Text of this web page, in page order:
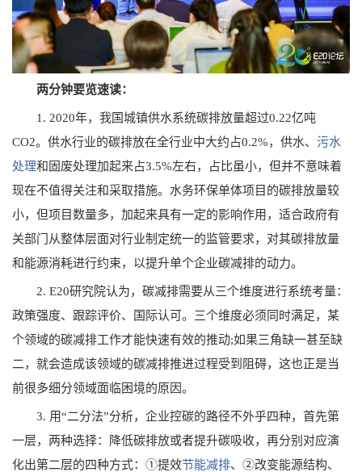
两分钟要览速读：
1. 2020年，我国城镇供水系统碳排放量超过0.22亿吨
CO2。供水行业的碳排放在全行业中大约占0.2%，供水、 污水
处理和固废处理加起来占3.5%左右，占比虽小，但并不意味着
现在不值得关注和采取措施。水务环保单体项目的碳排放量较
小，但项目数量多，加起来具有一定的影响作用，适合政府有
关部门从整体层面对行业制定统一的监管要求，对其碳排放量
和能源消耗进行约束，以提升单个企业碳减排的动力。
2. E20研究院认为，碳减排需要从三个维度进行系统考量：
政策强度、跟踪评价、国际认可。三个维度必须同时满足，某
个领域的碳减排工作才能快速有效的推动;如果三角缺一甚至缺
二，就会造成该领域的碳减排推进过程受到阻碍，这也正是当
前很多细分领域面临困境的原因。
3. 用“二分法”分析，企业控碳的路径不外乎四种，首先第
一层，两种选择：降低碳排放或者提升碳吸收，再分别对应演
化出第二层的四种方式：①提效节能减排、②改变能源结构、